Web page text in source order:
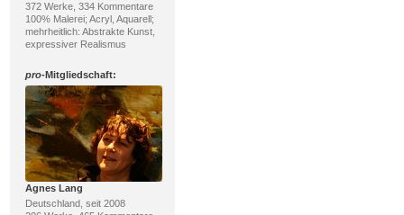
372 Werke, 334 Kommentare
100% Malerei; Acryl, Aquarell;
mehrheitlich: Abstrakte Kunst,
expressiver Realismus
pro-Mitgliedschaft:
Agnes Lang
Deutschland, seit 2008